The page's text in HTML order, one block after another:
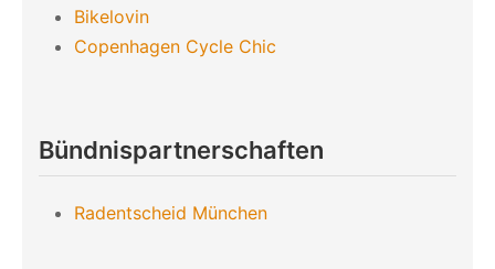
Bikelovin
Copenhagen Cycle Chic
Bündnispartnerschaften
Radentscheid München